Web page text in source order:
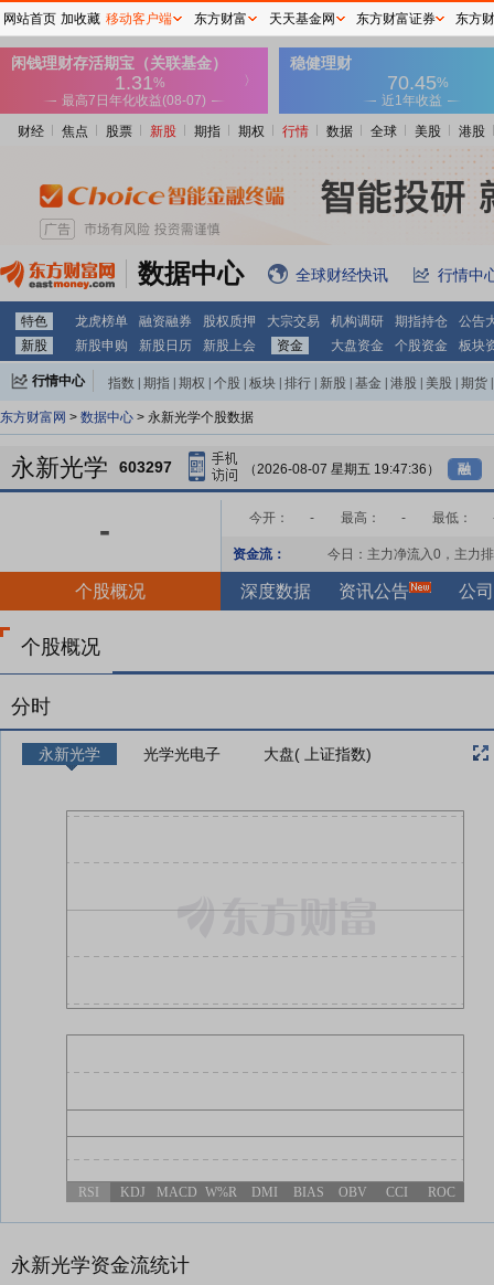
财经 焦点 股票 新股 期指 期权 行情 数据 全球 美股 港股
数据中心 全球财经快讯 行情中
特色 龙虎榜单 融资融券 股权质押 大宗交易 机构调研 期指持仓
公告
新股
新股申购 新股日历 新股上会 资金 大盘资金 个股资金 板块
行情中心 指数 期指 期权 个股 板块 排行 新股 基金 港股 美股 期货
东方财富网 > 数据中心 > 永新光学个股数据
永新光学 603297 （2026-08-07 星期五 19:47:36） 融
- 今开： - 最高： - 最低：
资金流： 今日：主力净流入0 ，主力
个股概况 深度数据 资讯公告 公
个股概况
分时
永新光学 光学光电子 大盘( 上证指数)
RSI KDJ MACD W%R DMI BIAS OBV CCI ROC
永新光学资金流统计
网站首页 加收藏 移动客户端 东方财富 天天基金网 东方财富证券 东方